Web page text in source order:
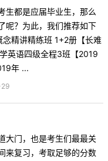
生都是应届毕业生，那么
呢？为此，我们推荐如下
精讲精练班 1+2册【长难
英语四级全程3班【2019
年 ...
大门，也是考生们最最关
来复习，考取足够的分数